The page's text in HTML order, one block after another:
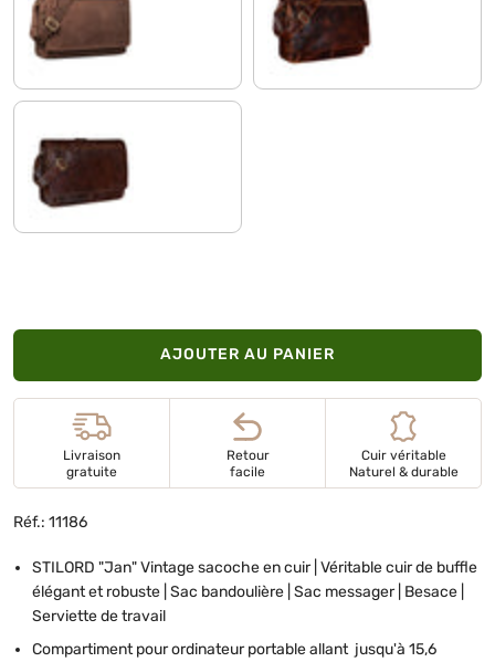
veleta - marron bordeaux - marron
lyon - marron
AJOUTER AU PANIER
Livraison
gratuite
Retour
facile
Cuir véritable
Naturel & durable
Réf.: 11186
STILORD "Jan" Vintage sacoche en cuir | Véritable cuir de buffle
élégant et robuste | Sac bandoulière | Sac messager | Besace |
Serviette de travail
Compartiment pour ordinateur portable allant jusqu'à 15,6